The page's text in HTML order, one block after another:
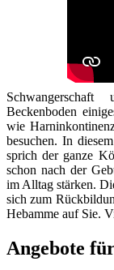
Beckenboden
wie
besuchen. In
sprich der ganze
schon nach der
im Alltag stärken.
sich zum
Hebamme auf Sie.
Angebote